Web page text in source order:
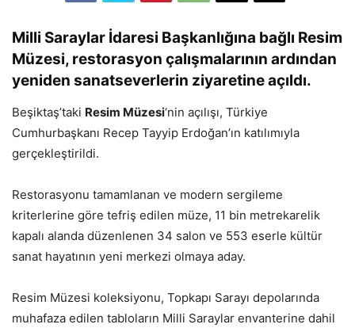
Milli Saraylar İdaresi Başkanlığına bağlı Resim
Müzesi, restorasyon çalışmalarının ardından
yeniden sanatseverlerin ziyaretine açıldı.
Beşiktaş’taki Resim Müzesi‘nin açılışı, Türkiye
Cumhurbaşkanı Recep Tayyip Erdoğan’ın katılımıyla
gerçekleştirildi.
Restorasyonu tamamlanan ve modern sergileme
kriterlerine göre tefriş edilen müze, 11 bin metrekarelik
kapalı alanda düzenlenen 34 salon ve 553 eserle kültür
sanat hayatının yeni merkezi olmaya aday.
Resim Müzesi koleksiyonu, Topkapı Sarayı depolarında
muhafaza edilen tabloların Milli Saraylar envanterine dahil